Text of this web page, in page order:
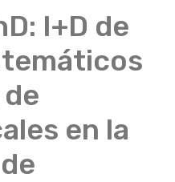
I+D de
en la